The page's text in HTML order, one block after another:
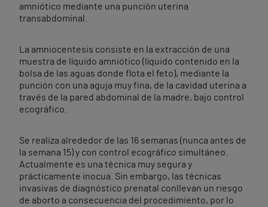
amniótico mediante una punción uterina
transabdominal.
La amniocentesis consiste en la extracción de una
muestra de líquido amniótico (líquido contenido en la
bolsa de las aguas donde flota el feto), mediante la
punción con una aguja muy fina, de la cavidad uterina a
través de la pared abdominal de la madre, bajo control
ecográfico.
Se realiza alrededor de las 16 semanas (nunca antes de
la semana 15) y con control ecográfico simultáneo.
Actualmente es una técnica muy segura y
prácticamente inocua. Sin embargo, las técnicas
invasivas de diagnóstico prenatal conllevan un riesgo
de aborto a consecuencia del procedimiento, por lo